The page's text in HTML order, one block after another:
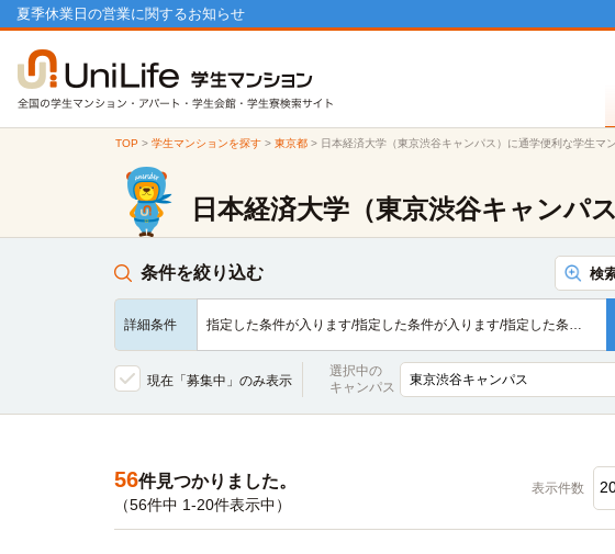
夏季休業日の営業に関するお知らせ
TOP > 学生マンションを探す> 東京都> 日本経済大学（東京渋谷キャンパス）に通学便利な学生マ
日本経済大学（東京渋谷キャンパ
条件を絞り込む 検
詳細条件 指定した条件が入ります/指定した条件が入ります/指定した条…
現在「募集中」のみ表示
選択中の
キャンパス
56件見つかりました。
（56件中 1-20件表示中）
表示件数